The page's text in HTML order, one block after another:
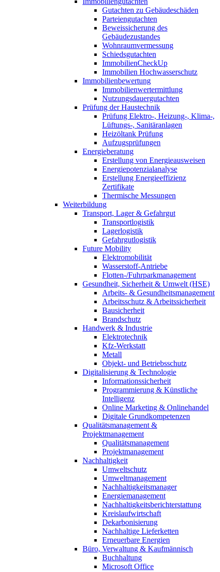
Gutachten zu Gebäudeschäden
Parteiengutachten
Beweissicherung des
Gebäudezustandes
Wohnraumvermessung
Schiedsgutachten
ImmobilienCheckUp
Immobilien Hochwasserschutz
Immobilienbewertung
Immobilienwertermittlung
Nutzungsdauergutachten
Prüfung der Haustechnik
Prüfung Elektro-, Heizung-, Klima-,
Lüftungs-, Sanitäranlagen
Heizöltank Prüfung
Aufzugsprüfungen
Energieberatung
Erstellung von Energieausweisen
Energiepotenzialanalyse
Erstellung Energieeffizienz
Zertifikate
Thermische Messungen
Weiterbildung
Transport, Lager & Gefahrgut
Transportlogistik
Lagerlogistik
Gefahrgutlogistik
Future Mobility
Elektromobilität
Wasserstoff-Antriebe
Flotten-/Fuhrparkmanagement
Gesundheit, Sicherheit & Umwelt (HSE)
Arbeits- & Gesundheitsmanagement
Arbeitsschutz & Arbeitssicherheit
Bausicherheit
Brandschutz
Handwerk & Industrie
Elektrotechnik
Kfz-Werkstatt
Metall
Objekt- und Betriebsschutz
Digitalisierung & Technologie
Informationssicherheit
Programmierung & Künstliche
Intelligenz
Online Marketing & Onlinehandel
Digitale Grundkompetenzen
Qualitätsmanagement &
Projektmanagement
Qualitätsmanagement
Projektmanagement
Nachhaltigkeit
Umweltschutz
Umweltmanagement
Nachhaltigkeitsmanager
Energiemanagement
Nachhaltigkeitsberichterstattung
Kreislaufwirtschaft
Dekarbonisierung
Nachhaltige Lieferketten
Erneuerbare Energien
Büro, Verwaltung & Kaufmännisch
Buchhaltung
Microsoft Office